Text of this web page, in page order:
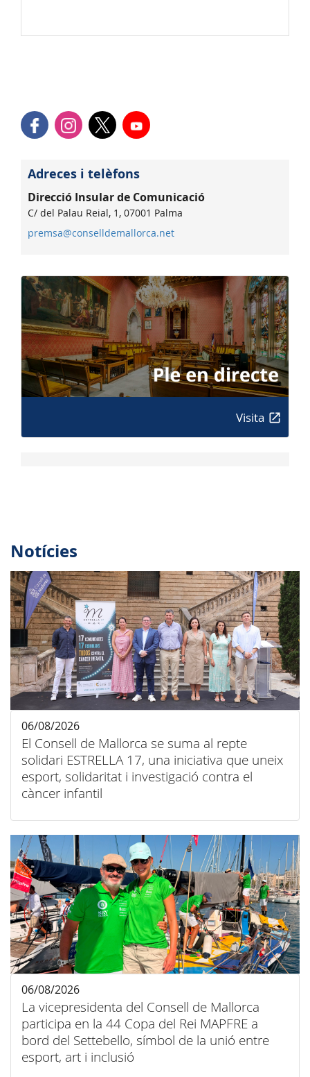
Adreces i telèfons
Direcció Insular de Comunicació
C/ del Palau Reial, 1, 07001 Palma
premsa@conselldemallorca.net
Visita
Notícies
El Consell de Mallorca se suma al repte
solidari ESTRELLA 17, una iniciativa que uneix
esport, solidaritat i investigació contra el
càncer infantil
06/08/2026
La vicepresidenta del Consell de Mallorca
participa en la 44 Copa del Rei MAPFRE a
bord del Settebello, símbol de la unió entre
esport, art i inclusió
06/08/2026